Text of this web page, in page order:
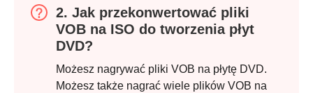
Krok 3.2. Jak przekonwertować pliki
VOB na ISO do tworzenia płyt
DVD?
Możesz nagrywać pliki VOB na płytę DVD.
Możesz także nagrać wiele plików VOB na